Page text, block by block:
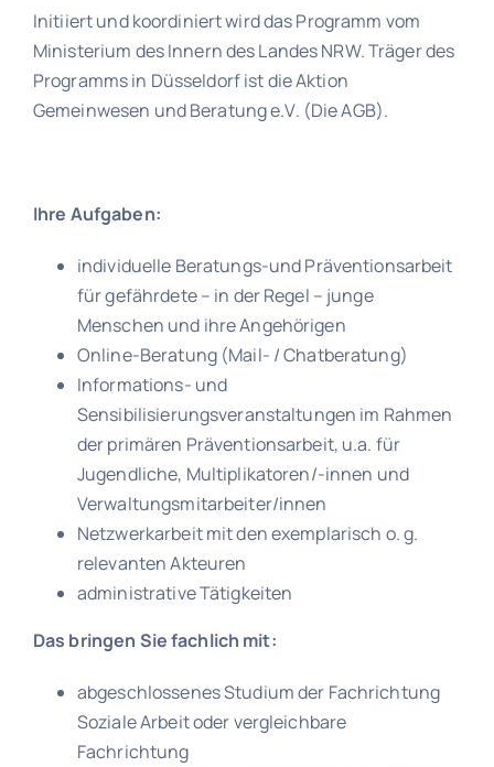
Initiiert und koordiniert wird das Programm vom
Ministerium des Innern des Landes NRW. Träger des
Programms in Düsseldorf ist die Aktion
Gemeinwesen und Beratung e.V. (Die AGB).
Ihre Aufgaben:
individuelle Beratungs-und Präventionsarbeit
für gefährdete – in der Regel – junge
Menschen und ihre Angehörigen
Online-Beratung (Mail- / Chatberatung)
Informations- und
Sensibilisierungsveranstaltungen im Rahmen
der primären Präventionsarbeit, u.a. für
Jugendliche, Multiplikatoren/-innen und
Verwaltungsmitarbeiter/innen
Netzwerkarbeit mit den exemplarisch o. g.
relevanten Akteuren
administrative Tätigkeiten
Das bringen Sie fachlich mit:
abgeschlossenes Studium der Fachrichtung
Soziale Arbeit oder vergleichbare
Fachrichtung